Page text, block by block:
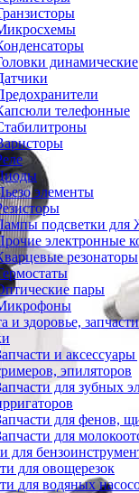
динамические
телефонные
элементы
подсветки
электронные
резонаторы
пары
и здоровье,
и
эпиляторов
для зубных
для фенов,
для
для
для овощерезок
для водяных